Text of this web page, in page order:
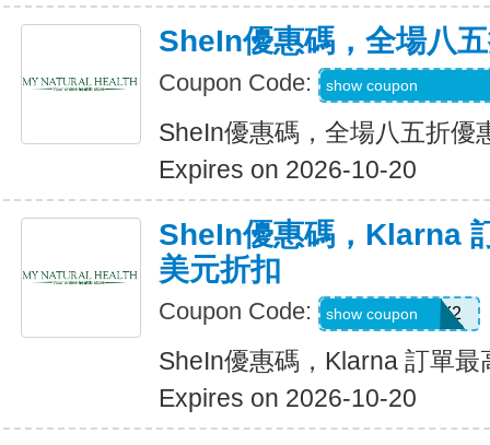
SheIn優惠碼，全場八
Coupon Code: show coupon
SheIn優惠碼，全場八五折優
Expires on 2026-10-20
SheIn優惠碼，Klarna
美元折扣
Coupon Code: KLARNAJULY2
show coupon
SheIn優惠碼，Klarna 訂單
Expires on 2026-10-20